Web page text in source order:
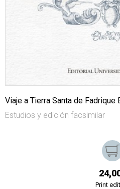
Viaje a Tierra Santa de Fadrique
Estudios y edición facsimilar
Print